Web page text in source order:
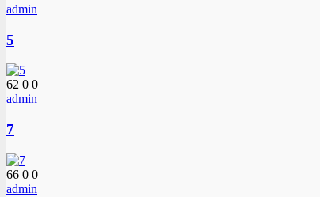
admin
5
62 0 0
admin
7
66 0 0
admin